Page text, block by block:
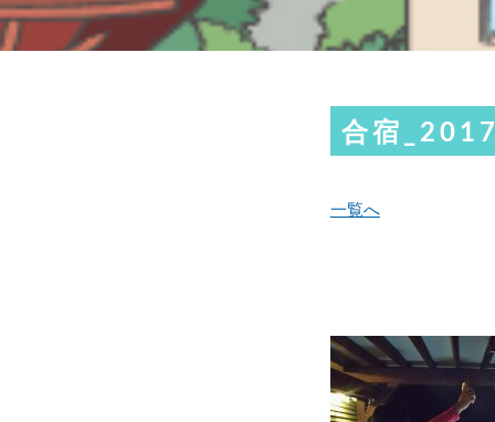
合宿
一覧へ